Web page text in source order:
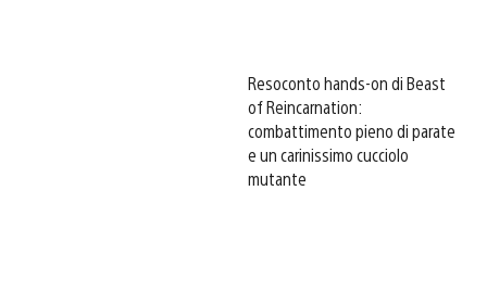
Resoconto hands-on di Beast
of Reincarnation:
combattimento pieno di parate
e un carinissimo cucciolo
mutante